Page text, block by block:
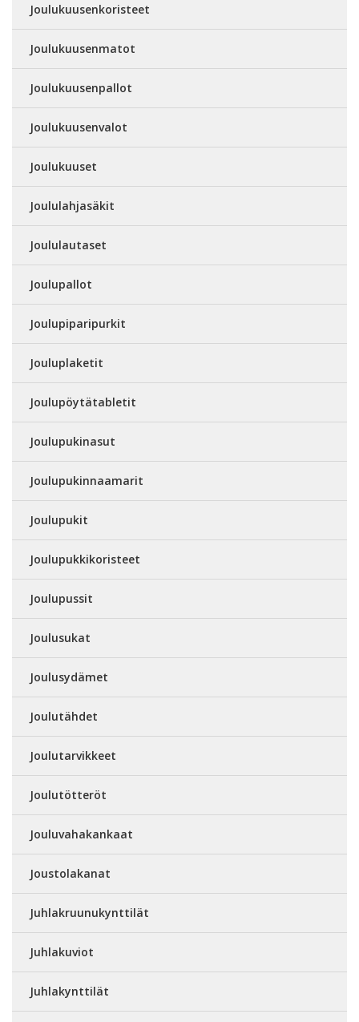
Joulukuusenkoristeet
Joulukuusenmatot
Joulukuusenpallot
Joulukuusenvalot
Joulukuuset
Joululahjasäkit
Joululautaset
Joulupallot
Joulupiparipurkit
Jouluplaketit
Joulupöytätabletit
Joulupukinasut
Joulupukinnaamarit
Joulupukit
Joulupukkikoristeet
Joulupussit
Joulusukat
Joulusydämet
Joulutähdet
Joulutarvikkeet
Joulutötteröt
Jouluvahakankaat
Joustolakanat
Juhlakruunukynttilät
Juhlakuviot
Juhlakynttilät